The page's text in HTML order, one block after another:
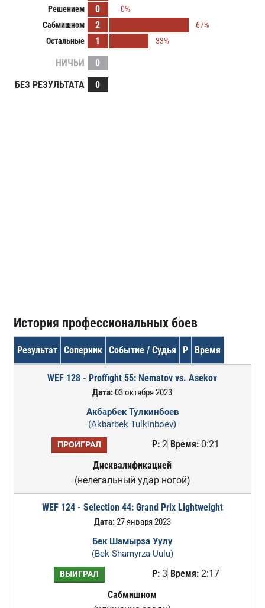
Решением
0
0%
Сабмишном
2
67%
Остальные
1 33%
НИЧЬИ
0
БЕЗ РЕЗУЛЬТАТА
0
История профессиональных боев
Результат Соперник Событие / Судья Р Время
WEF 128 - Proffight 55: Nematov vs. Asekov
Дата:03 октября 2023
Акбарбек Тулкинбоев
(Akbarbek Tulkinboev)
ПРОИГРАЛ Р:2 Время:0:21
Дисквалификацией
(нелегальный удар ногой)
WEF 124 - Selection 44: Grand Prix Lightweight
Дата:27 января 2023
Бек Шамырза Уулу
(Bek Shamyrza Uulu)
ВЫИГРАЛ Р:3 Время:2:17
Сабмишном